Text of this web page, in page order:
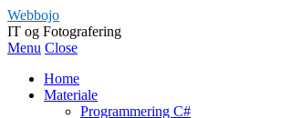
Webbojo
IT og Fotografering
Menu Close
Home
Materiale
Programmering C#